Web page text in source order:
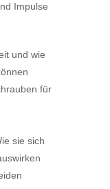
Impulse
und wie
für
sie sich